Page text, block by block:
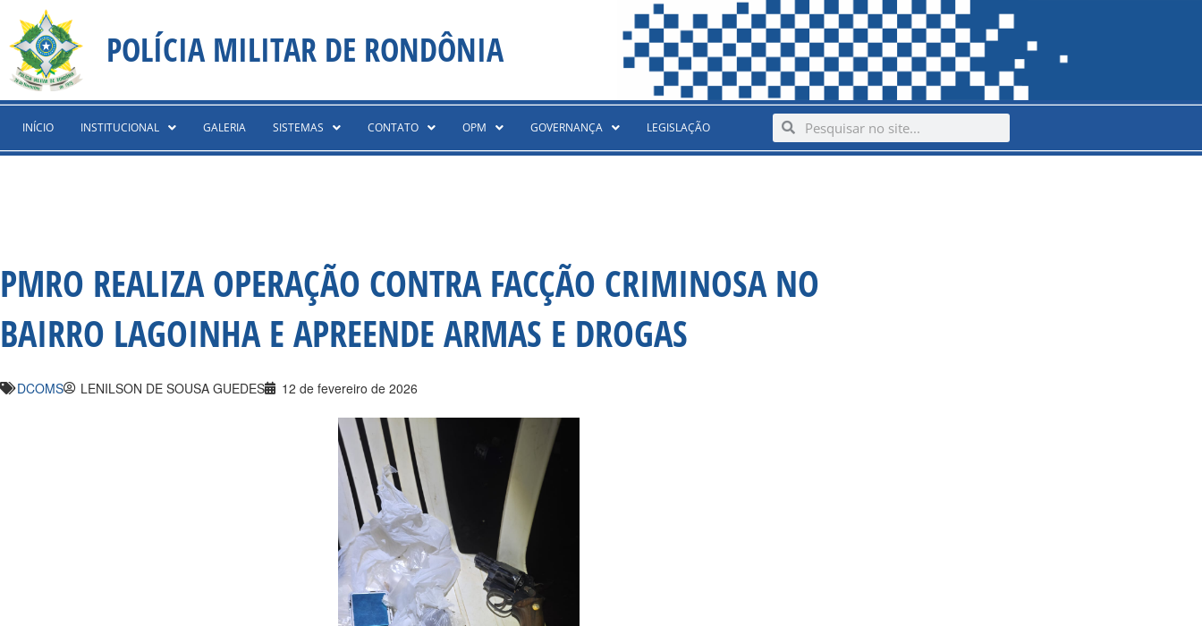
content
para
conteúdo
POLÍCIA MILITAR DE RONDÔNIA
INÍCIO INSTITUCIONAL GALERIA SISTEMAS CONTATO OPM GOVERNANÇA LEGISLAÇÃO SearchSearch
PMRO REALIZA OPERAÇÃO CONTRA FACÇÃO CRIMINOSA NO
BAIRRO LAGOINHA E APREENDE ARMAS E DROGAS
DCOMS LENILSON DE SOUSA GUEDES 12 de fevereiro de 2026